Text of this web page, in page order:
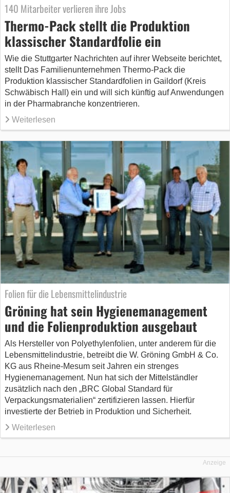
140 Mitarbeiter verlieren ihre Jobs
Thermo-Pack stellt die Produktion
klassischer Standardfolie ein
Wie die Stuttgarter Nachrichten auf ihrer Webseite berichtet,
stellt Das Familienunternehmen Thermo-Pack die
Produktion klassischer Standardfolien in Gaildorf (Kreis
Schwäbisch Hall) ein und will sich künftig auf Anwendungen
in der Pharmabranche konzentrieren.
Weiterlesen
Folien für die Lebensmittelindustrie
Gröning hat sein Hygienemanagement
und die Folienproduktion ausgebaut
Als Hersteller von Polyethylenfolien, unter anderem für die
Lebensmittelindustrie, betreibt die W. Gröning GmbH & Co.
KG aus Rheine-Mesum seit Jahren ein strenges
Hygienemanagement. Nun hat sich der Mittelständler
zusätzlich nach den „BRC Global Standard für
Verpackungsmaterialien“ zertifizieren lassen. Hierfür
investierte der Betrieb in Produktion und Sicherheit.
Weiterlesen
Anzeige